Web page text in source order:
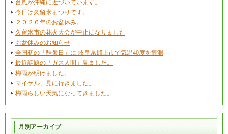
台風が沖縄に近づいています。
今日は久留米まつりです。
２０２６年のお盆休み。
久留米市の花火大会が中止になりました
お盆休みのお知らせ
全国初の「酷暑日」に 岐阜県郡上市で気温40度を観測
最近話題の「ガス人間」見ました。
梅雨が明けました。
マイケル、見に行きました。
梅雨らしい天気になってきました。
月別アーカイブ